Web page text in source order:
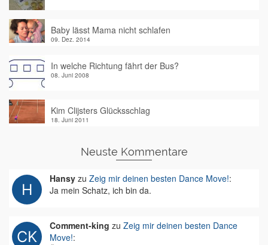
Baby lässt Mama nicht schlafen
09. Dez. 2014
In welche Richtung fährt der Bus?
08. Juni 2008
Kim Clijsters Glücksschlag
18. Juni 2011
Neuste Kommentare
Hansy zu Zeig mir deinen besten Dance Move!:
Ja mein Schatz, ich bin da.
Comment-king zu Zeig mir deinen besten Dance
Move!: